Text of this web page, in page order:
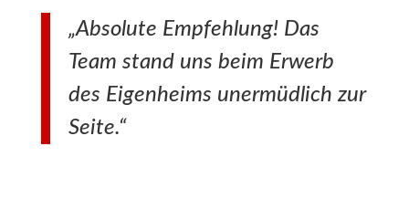
„Absolute Empfehlung! Das
Team stand uns beim Erwerb
des Eigenheims unermüdlich zur
Seite.“